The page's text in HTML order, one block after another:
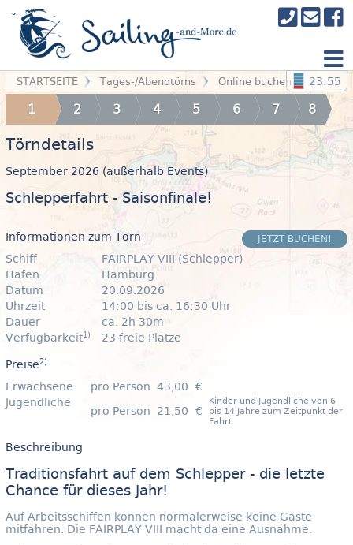
STARTSEITE Tages-/Abendtörns Online buchen
1 2 3 4 5 6 7 8
23:55
Törndetails
September 2026 (außerhalb Events)
Schlepperfahrt - Saisonfinale!
JETZT BUCHEN!
Informationen zum Törn
Schiff
FAIRPLAY VIII (Schlepper)
Hafen
Hamburg
Datum
20.09.2026
Uhrzeit
14:00 bis ca. 16:30 Uhr
Dauer
ca. 2h 30m
Verfügbarkeit1) 23 freie Plätze
Preise2)
Erwachsene pro Person 43,00 €
Jugendliche
pro Person 21,50 €
Kinder und Jugendliche von 6
bis 14 Jahre zum Zeitpunkt der
Fahrt
Beschreibung
Traditionsfahrt auf dem Schlepper - die letzte
Chance für dieses Jahr!
Auf Arbeitsschiffen können normalerweise keine Gäste
mitfahren. Die FAIRPLAY VIII macht da eine Ausnahme.